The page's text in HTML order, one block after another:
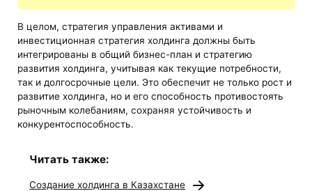
В целом, стратегия управления активами и
инвестиционная стратегия холдинга должны быть
интегрированы в общий бизнес-план и стратегию
развития холдинга, учитывая как текущие потребности,
так и долгосрочные цели. Это обеспечит не только рост и
развитие холдинга, но и его способность противостоять
рыночным колебаниям, сохраняя устойчивость и
конкурентоспособность.
Читать также:
Создание холдинга в Казахстане